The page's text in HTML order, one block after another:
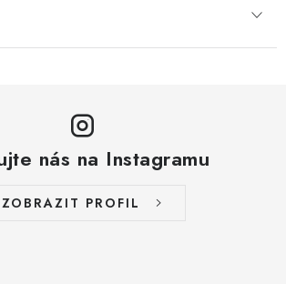
nás na Instagramu
ZOBRAZIT PROFIL